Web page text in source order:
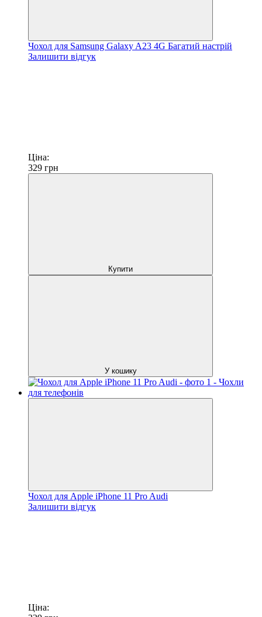
Чохол для Samsung Galaxy A23 4G Багатий настрій
Залишити відгук
Ціна:
329 грн
Купити
У кошику
Чохол для Apple iPhone 11 Pro Audi
Залишити відгук
Ціна: